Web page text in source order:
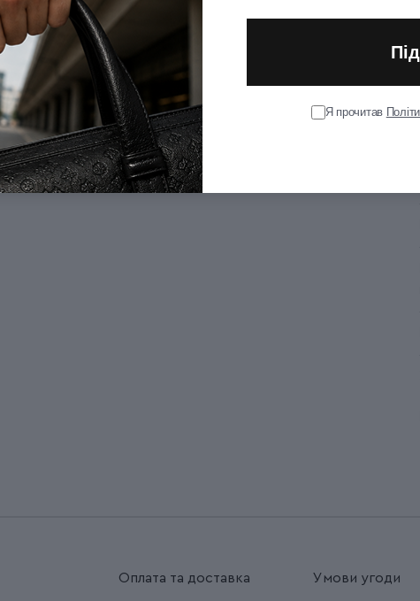
з подвійним гладким лезом, ідеально підходить для
зняття шоколадної стружки. Цей швейцарський
Пряме лезо з неіржавної сталі довго зберігає гостроту,
машині.
Оплата та доставка Умови угоди
Я прочитав